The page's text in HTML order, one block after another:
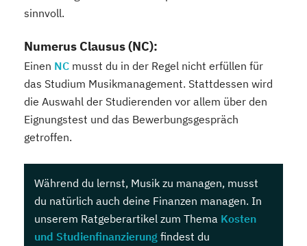
sinnvoll.
Numerus Clausus (NC):
Einen NC musst du in der Regel nicht erfüllen für
das Studium Musikmanagement. Stattdessen wird
die Auswahl der Studierenden vor allem über den
Eignungstest und das Bewerbungsgespräch
getroffen.
Während du lernst, Musik zu managen, musst
du natürlich auch deine Finanzen managen. In
unserem Ratgeberartikel zum Thema Kosten
und Studienfinanzierung findest du